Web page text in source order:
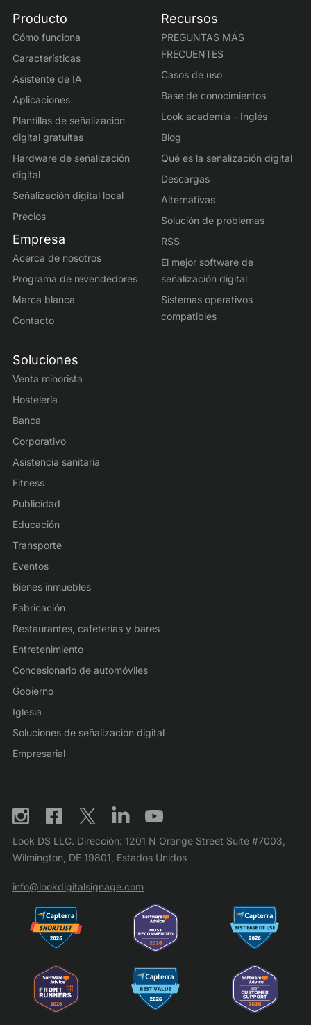
Producto
Cómo funciona
Características
Asistente de IA
Aplicaciones
Plantillas de señalización
digital gratuitas
Hardware de señalización
digital
Señalización digital local
Precios
Empresa
Acerca de nosotros
Programa de revendedores
Marca blanca
Contacto
Soluciones
Venta minorista
Hostelería
Banca
Corporativo
Asistencia sanitaria
Fitness
Publicidad
Educación
Transporte
Eventos
Bienes inmuebles
Fabricación
Restaurantes, cafeterías y bares
Entretenimiento
Concesionario de automóviles
Gobierno
Iglesia
Soluciones de señalización digital
Empresarial
Recursos
PREGUNTAS MÁS
FRECUENTES
Casos de uso
Base de conocimientos
Look academia - Inglés
Blog
Qué es la señalización digital
Descargas
Alternativas
Solución de problemas
RSS
El mejor software de
señalización digital
Sistemas operativos
compatibles
Look DS LLC. Dirección: 1201 N Orange Street Suite #7003,
Wilmington, DE 19801, Estados Unidos
info@lookdigitalsignage.com